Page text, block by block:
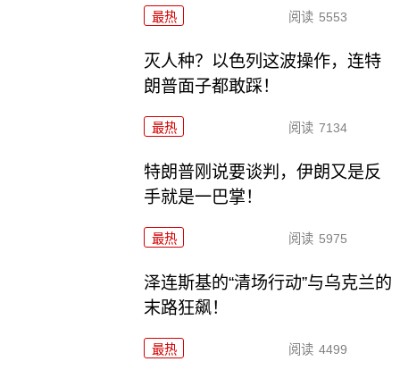
最热 阅读 5553
灭人种？以色列这波操作，连特
朗普面子都敢踩！
最热 阅读 7134
特朗普刚说要谈判，伊朗又是反
手就是一巴掌！
最热 阅读 5975
泽连斯基的“清场行动”与乌克兰的
末路狂飙！
最热 阅读 4499